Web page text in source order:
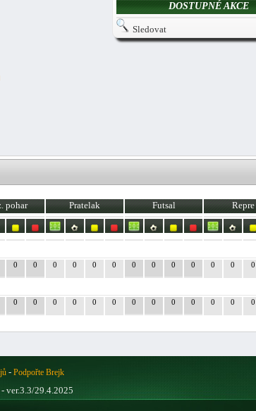
DOSTUPNÉ AKCE
Sledovat
pohar Pratelak Futsal Repre
0 0 0 0 0 0 0 0 0 0 0 0 0
0 0 0 0 0 0 0 0 0 0 0 0 0
- Podpořte Brejk
ver.3.3/29.4.2025